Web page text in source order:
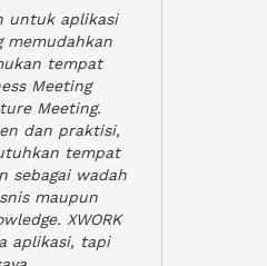
untuk aplikasi
memudahkan
tempat
Meeting
Meeting.
dan praktisi,
tempat
sebagai wadah
maupun
XWORK
aplikasi, tapi